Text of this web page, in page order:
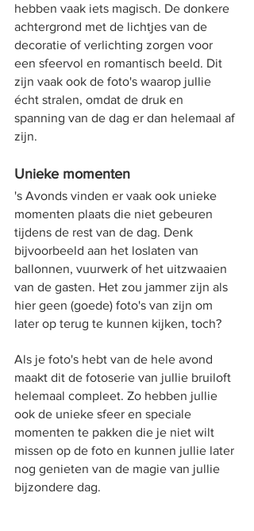
hebben vaak iets magisch. De donkere
achtergrond met de lichtjes van de
decoratie of verlichting zorgen voor
een sfeervol en romantisch beeld. Dit
zijn vaak ook de foto's waarop jullie
écht stralen, omdat de druk en
spanning van de dag er dan helemaal af
zijn.
Unieke momenten
's Avonds vinden er vaak ook unieke
momenten plaats die niet gebeuren
tijdens de rest van de dag. Denk
bijvoorbeeld aan het loslaten van
ballonnen, vuurwerk of het uitzwaaien
van de gasten. Het zou jammer zijn als
hier geen (goede) foto's van zijn om
later op terug te kunnen kijken, toch?
Als je foto's hebt van de hele avond
maakt dit de fotoserie van jullie bruiloft
helemaal compleet. Zo hebben jullie
ook de unieke sfeer en speciale
momenten te pakken die je niet wilt
missen op de foto en kunnen jullie later
nog genieten van de magie van jullie
bijzondere dag.